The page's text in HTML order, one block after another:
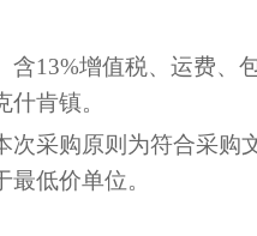
含13%增值税、运费、
什肯镇。
次采购原则为符合采购
低价单位。